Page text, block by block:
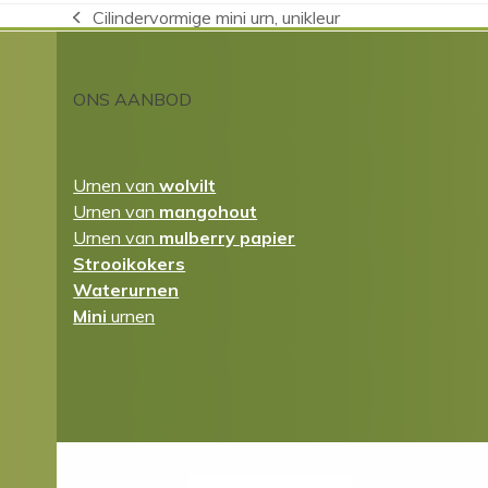
previous
Cilindervormige mini urn, unikleur
ONS AANBOD
Urnen vanwolvilt
Urnen van mangohout
Urnen van mulberry papier
Strooikokers
Waterurnen
Mini urnen